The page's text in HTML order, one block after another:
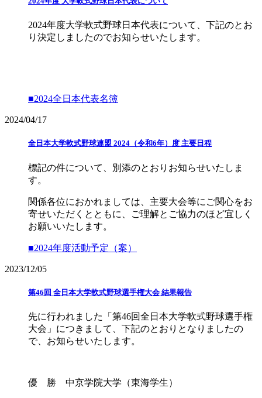
2024年度大学軟式野球日本代表について、下記のとお
り決定しましたのでお知らせいたします。
■2024全日本代表名簿
2024/04/17
全日本大学軟式野球連盟 2024（令和6年）度 主要日程
標記の件について、別添のとおりお知らせいたしま
す。
関係各位におかれましては、主要大会等にご関心をお
寄せいただくとともに、ご理解とご協力のほど宜しく
お願いいたします。
■2024年度活動予定（案）
2023/12/05
第46回 全日本大学軟式野球選手権大会 結果報告
先に行われました「第46回全日本大学軟式野球選手権
大会」につきまして、下記のとおりとなりましたの
で、お知らせいたします。
優 勝 中京学院大学（東海学生）